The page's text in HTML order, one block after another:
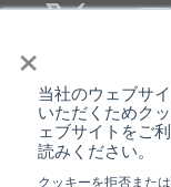
×
当社のウェブサ
いただくためク
ェブサイトをご
読みください。
クッキーを拒否また
個人情報保護について
クッキーポリシー